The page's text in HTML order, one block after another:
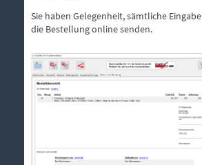
Sie haben Gelegenheit, sämtliche
die Bestellung online senden.